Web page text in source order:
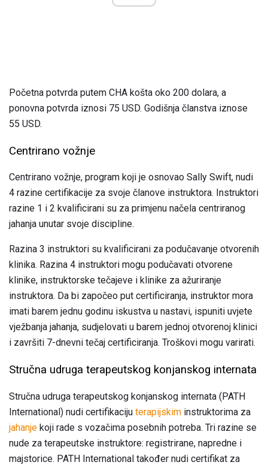
Početna potvrda putem CHA košta oko 200 dolara, a
ponovna potvrda iznosi 75 USD. Godišnja članstva iznose
55 USD.
Centrirano vožnje
Centrirano vožnje, program koji je osnovao Sally Swift, nudi
4 razine certifikacije za svoje članove instruktora. Instruktori
razine 1 i 2 kvalificirani su za primjenu načela centriranog
jahanja unutar svoje discipline.
Razina 3 instruktori su kvalificirani za podučavanje otvorenih
klinika. Razina 4 instruktori mogu podučavati otvorene
klinike, instruktorske tečajeve i klinike za ažuriranje
instruktora. Da bi započeo put certificiranja, instruktor mora
imati barem jednu godinu iskustva u nastavi, ispuniti uvjete
vježbanja jahanja, sudjelovati u barem jednoj otvorenoj klinici
i završiti 7-dnevni tečaj certificiranja. Troškovi mogu varirati.
Stručna udruga terapeutskog konjanskog internata
Stručna udruga terapeutskog konjanskog internata (PATH
International) nudi certifikaciju terapijskim instruktorima za
jahanje koji rade s vozačima posebnih potreba. Tri razine se
nude za terapeutske instruktore: registrirane, napredne i
majstorice. PATH International također nudi certifikat za